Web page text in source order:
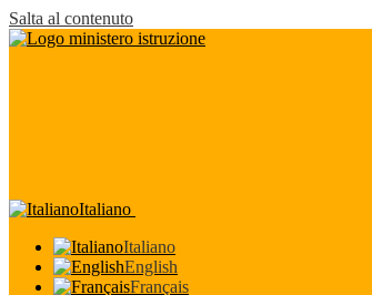
Salta al contenuto
Italiano
Italiano
English
Français